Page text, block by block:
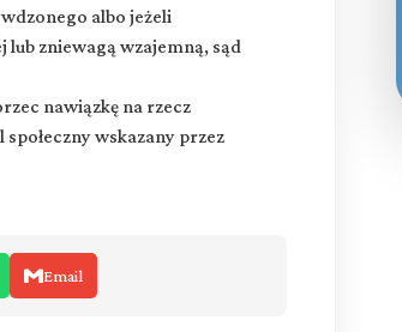
albo jeżeli
zniewagą wzajemną, sąd
nawiązkę na rzecz
wskazany przez
Email